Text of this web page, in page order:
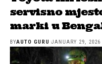
servisno
marki u
BYAUTO GURU JANUARY 29, 2026